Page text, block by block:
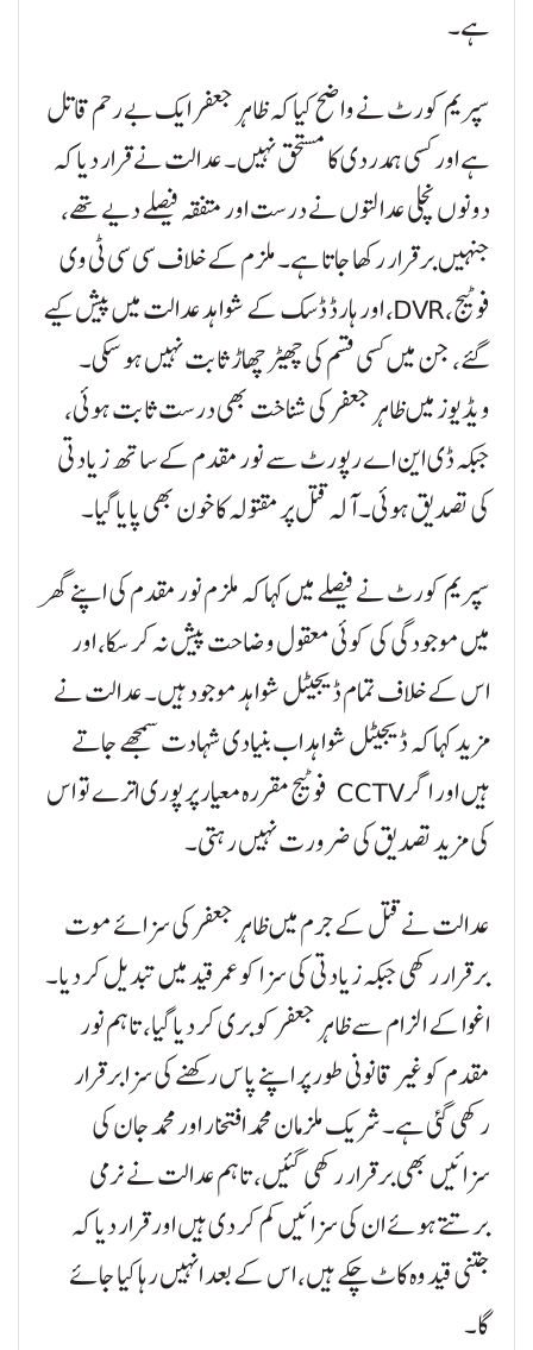
ہے۔
سپریم کورٹ نے واضح کیا کہ ظاہر جعفر ایک بے رحم قاتل
ہے اور کسی ہمدردی کا مستحق نہیں۔ عدالت نے قرار دیا کہ
دونوں نچلی عدالتوں نے درست اور متفقہ فیصلے دیے تھے،
جنہیں برقرار رکھا جاتا ہے۔ ملزم کے خلاف سی سی ٹی وی
فوٹیج، DVR، اور ہارڈ ڈسک کے شواہد عدالت میں پیش کیے
گئے، جن میں کسی قسم کی چھیڑ چھاڑ ثابت نہیں ہو سکی۔
ویڈیوز میں ظاہر جعفر کی شناخت بھی درست ثابت ہوئی،
جبکہ ڈی این اے رپورٹ سے نور مقدم کے ساتھ زیادتی
کی تصدیق ہوئی۔ آلہ قتل پر مقتولہ کا خون بھی پایا گیا۔
سپریم کورٹ نے فیصلے میں کہا کہ ملزم نور مقدم کی اپنے گھر
میں موجودگی کی کوئی معقول وضاحت پیش نہ کر سکا، اور
اس کے خلاف تمام ڈیجیٹل شواہد موجود ہیں۔ عدالت نے
مزید کہا کہ ڈیجیٹل شواہد اب بنیادی شہادت سمجھے جاتے
ہیں اور اگر CCTV فوٹیج مقررہ معیار پر پوری اترے تو اس
کی مزید تصدیق کی ضرورت نہیں رہتی۔
عدالت نے قتل کے جرم میں ظاہر جعفر کی سزائے موت
برقرار رکھی جبکہ زیادتی کی سزا کو عمر قید میں تبدیل کر دیا۔
اغوا کے الزام سے ظاہر جعفر کو بری کر دیا گیا، تاہم نور
مقدم کو غیر قانونی طور پر اپنے پاس رکھنے کی سزا برقرار
رکھی گئی ہے۔ شریک ملزمان محمد افتخار اور محمد جان کی
سزائیں بھی برقرار رکھی گئیں، تاہم عدالت نے نرمی
برتتے ہوئے ان کی سزائیں کم کر دی ہیں اور قرار دیا کہ
جتنی قید وہ کاٹ چکے ہیں، اس کے بعد انہیں رہا کیا جائے
گا۔